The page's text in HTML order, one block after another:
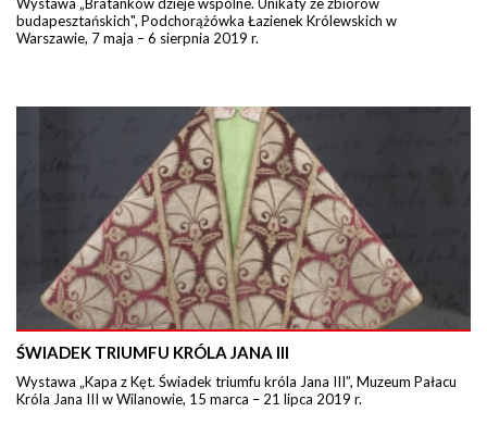
budapesztańskich", Podchorążówka Łazienek Królewskich w
Warszawie, 7 maja – 6 sierpnia 2019 r.
ŚWIADEK TRIUMFU KRÓLA JANA III
Wystawa „Kapa z Kęt. Świadek triumfu króla Jana III”, Muzeum Pałacu
Króla Jana III w Wilanowie, 15 marca – 21 lipca 2019 r.